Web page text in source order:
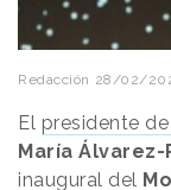
Redacción 28/02/
El presidente
María
inaugural del